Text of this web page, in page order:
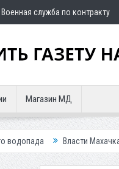
Военная служба по контракту
Магазин МД
Власти Махачкалы планирует